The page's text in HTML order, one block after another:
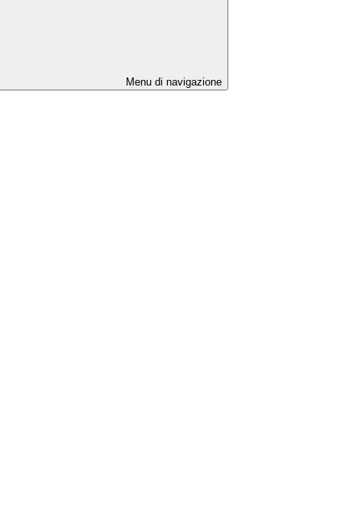
Menu di navigazione